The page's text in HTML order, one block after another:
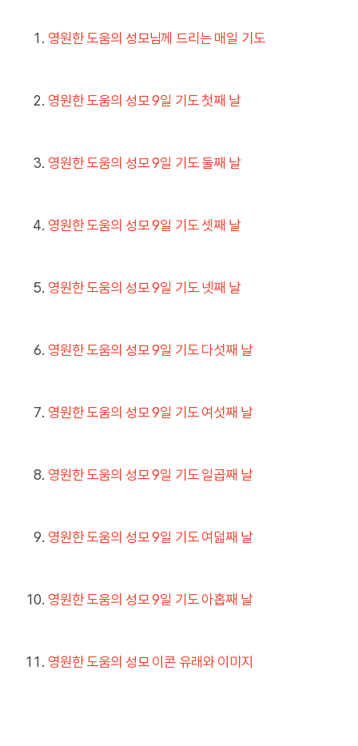
영원한 도움의 성모님께 드리는 매일 기도
영원한 도움의 성모 9일 기도 첫째 날
영원한 도움의 성모 9일 기도 둘째 날
영원한 도움의 성모 9일 기도 셋째 날
영원한 도움의 성모 9일 기도 넷째 날
영원한 도움의 성모 9일 기도 다섯째 날
영원한 도움의 성모 9일 기도 여섯째 날
영원한 도움의 성모 9일 기도 일곱째 날
영원한 도움의 성모 9일 기도 여덟째 날
영원한 도움의 성모 9일 기도 아홉째 날
영원한 도움의 성모 이콘 유래와 이미지